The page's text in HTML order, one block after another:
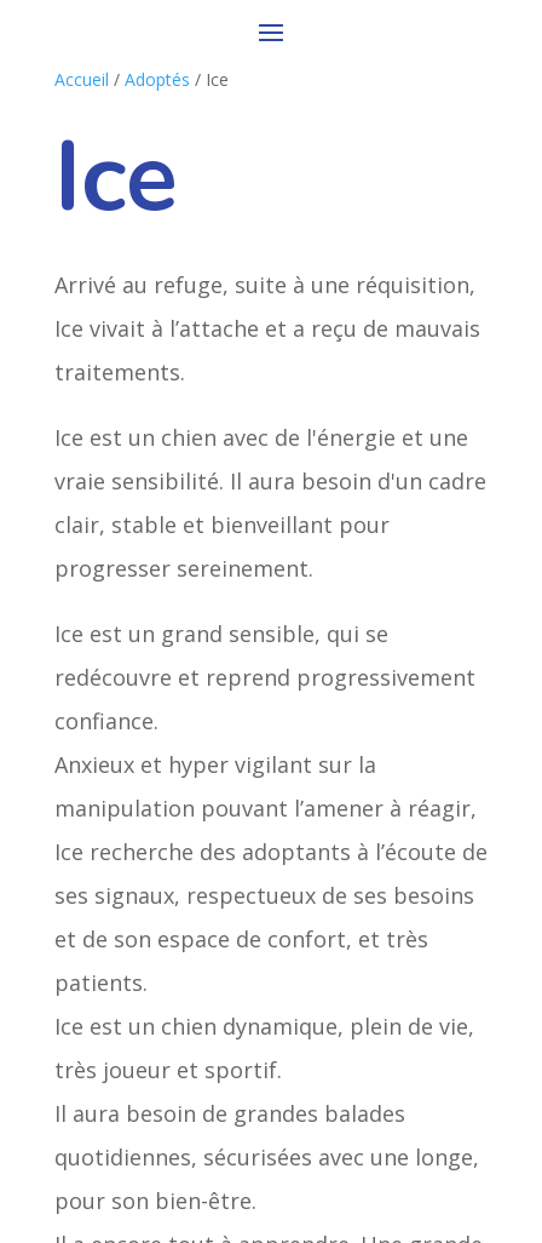
Accueil / Adoptés / Ice
Ice
Arrivé au refuge, suite à une réquisition,
Ice vivait à l’attache et a reçu de mauvais
traitements.
Ice est un chien avec de l'énergie et une
vraie sensibilité. Il aura besoin d'un cadre
clair, stable et bienveillant pour
progresser sereinement.
Ice est un grand sensible, qui se
redécouvre et reprend progressivement
confiance.
Anxieux et hyper vigilant sur la
manipulation pouvant l’amener à réagir,
Ice recherche des adoptants à l’écoute de
ses signaux, respectueux de ses besoins
et de son espace de confort, et très
patients.
Ice est un chien dynamique, plein de vie,
très joueur et sportif.
Il aura besoin de grandes balades
quotidiennes, sécurisées avec une longe,
pour son bien-être.